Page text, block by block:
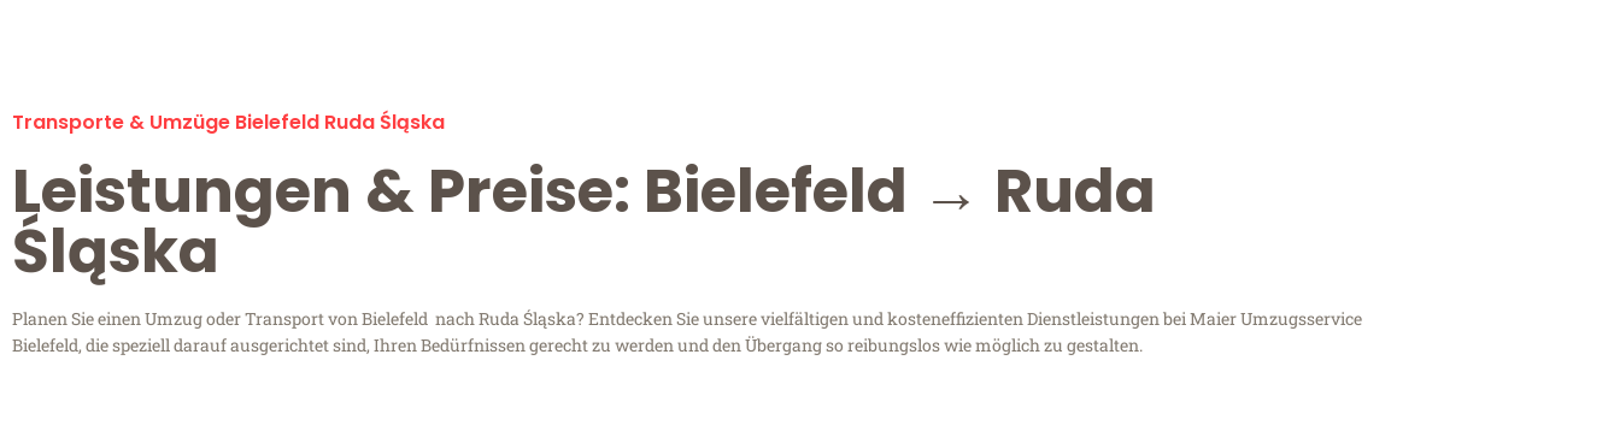
Transporte & Umzüge Bielefeld Ruda Śląska
Leistungen & Preise: Bielefeld → Ruda
Śląska
Planen Sie einen Umzug oder Transport von Bielefeld nach Ruda Śląska? Entdecken Sie unsere vielfältigen und kosteneffizienten Dienstleistungen bei Maier Umzugsservice
Bielefeld, die speziell darauf ausgerichtet sind, Ihren Bedürfnissen gerecht zu werden und den Übergang so reibungslos wie möglich zu gestalten.